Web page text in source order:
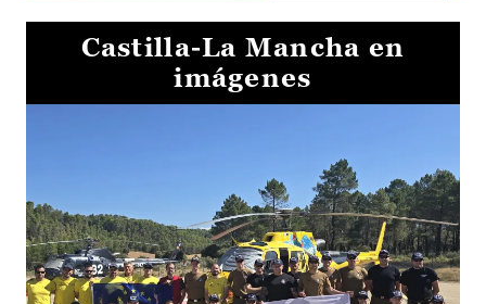
Castilla-La Mancha en
imágenes